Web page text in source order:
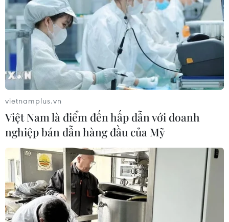
vietnamplus.vn
Việt Nam là điểm đến hấp dẫn với doanh
nghiệp bán dẫn hàng đầu của Mỹ